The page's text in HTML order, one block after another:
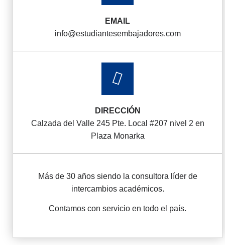
EMAIL
info@estudiantesembajadores.com
DIRECCIÓN
Calzada del Valle 245 Pte. Local #207 nivel 2 en
Plaza Monarka
Más de 30 años siendo la consultora líder de
intercambios académicos.
Contamos con servicio en todo el país.